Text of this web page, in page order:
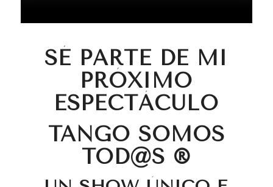
SÉ PARTE DE MI
PRÓXIMO
ESPECTÁCULO
TANGO SOMOS
TOD@S ®